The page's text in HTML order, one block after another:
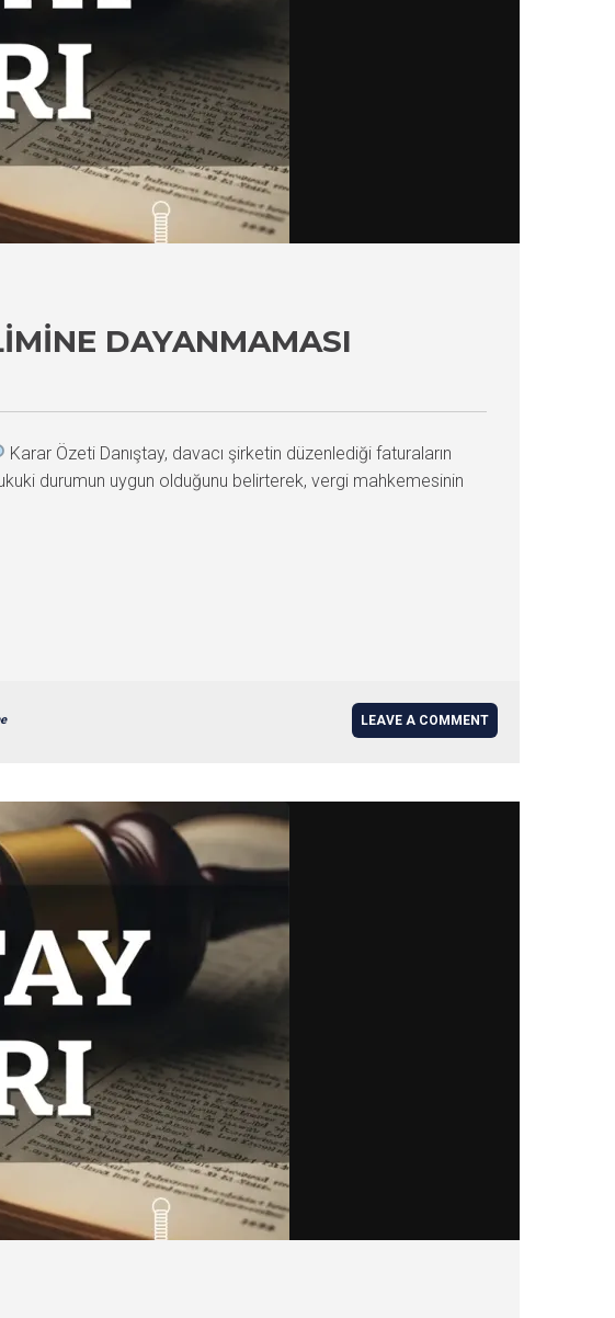
DAYANMAMASI
Karar Özeti Danıştay, davacı şirketin düzenlediği faturaların
durumun uygun olduğunu belirterek, vergi mahkemesinin
LEAVE A COMMENT